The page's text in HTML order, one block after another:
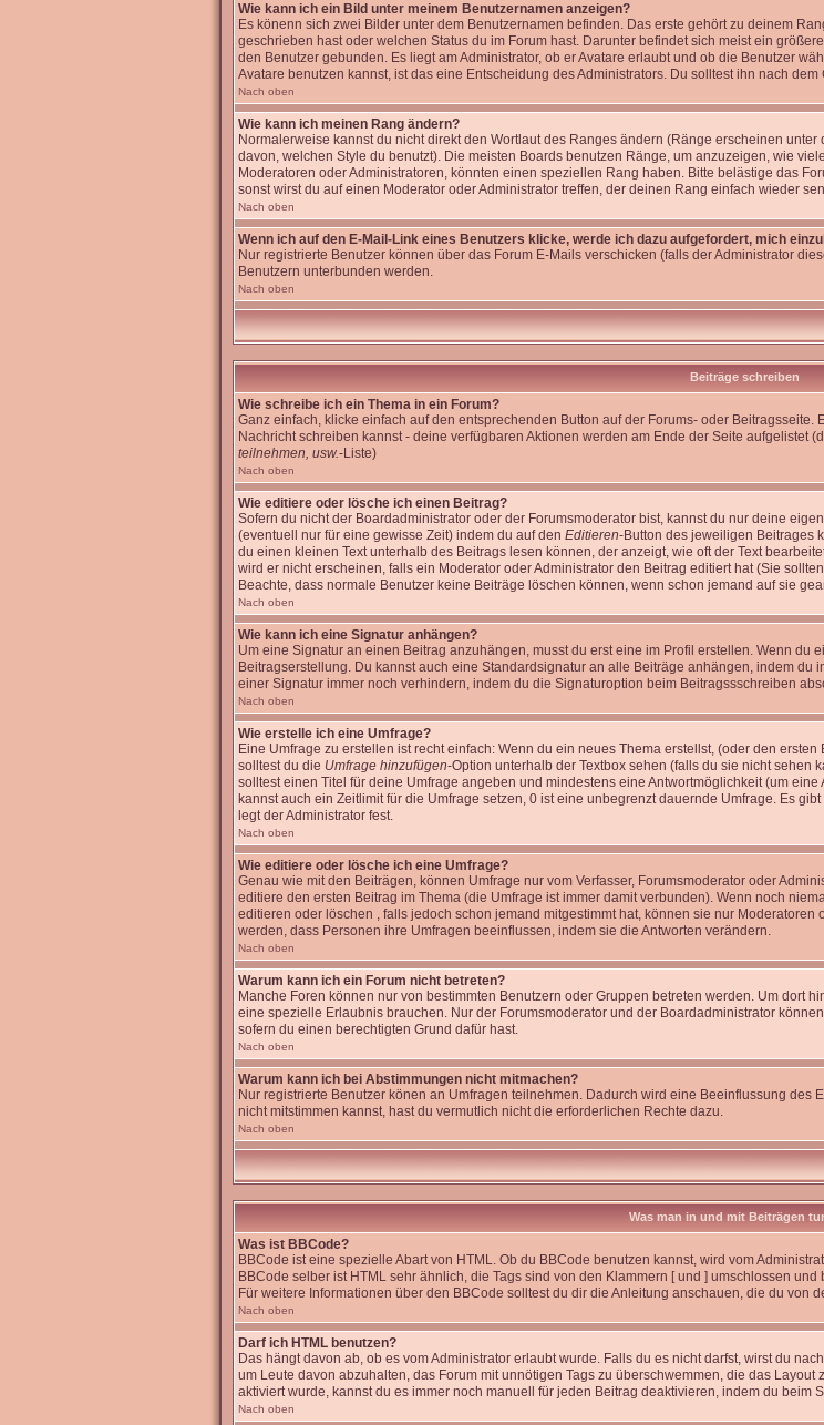
Wie kann ich ein Bild unter meinem Benutzernamen anzeigen?
Es könenn sich zwei Bilder unter dem Benutzernamen befinden. Das erste gehört zu deinem
geschrieben hast oder welchen Status du im Forum hast. Darunter befindet sich meist ein
den Benutzer gebunden. Es liegt am Administrator, ob er Avatare erlaubt und ob die Benutzer
Avatare benutzen kannst, ist das eine Entscheidung des Administrators. Du solltest ihn nach
Nach oben
Wie kann ich meinen Rang ändern?
Normalerweise kannst du nicht direkt den Wortlaut des Ranges ändern (Ränge erscheinen
davon, welchen Style du benutzt). Die meisten Boards benutzen Ränge, um anzuzeigen, wie
Moderatoren oder Administratoren, könnten einen speziellen Rang haben. Bitte belästige das
sonst wirst du auf einen Moderator oder Administrator treffen, der deinen Rang einfach wieder
Nach oben
Wenn ich auf den E-Mail-Link eines Benutzers klicke, werde ich dazu aufgefordert, mich
Nur registrierte Benutzer können über das Forum E-Mails verschicken (falls der Administrator
Benutzern unterbunden werden.
Nach oben
Beiträge schreiben
Wie schreibe ich ein Thema in ein Forum?
Ganz einfach, klicke einfach auf den entsprechenden Button auf der Forums- oder
Nachricht schreiben kannst - deine verfügbaren Aktionen werden am Ende der Seite aufgelistet
teilnehmen, usw.-Liste)
Nach oben
Wie editiere oder lösche ich einen Beitrag?
Sofern du nicht der Boardadministrator oder der Forumsmoderator bist, kannst du nur deine
(eventuell nur für eine gewisse Zeit) indem du auf den Editieren-Button des jeweiligen Beitrages
du einen kleinen Text unterhalb des Beitrags lesen können, der anzeigt, wie oft der Text
wird er nicht erscheinen, falls ein Moderator oder Administrator den Beitrag editiert hat (Sie
Beachte, dass normale Benutzer keine Beiträge löschen können, wenn schon jemand auf sie
Nach oben
Wie kann ich eine Signatur anhängen?
Um eine Signatur an einen Beitrag anzuhängen, musst du erst eine im Profil erstellen. Wenn du
Beitragserstellung. Du kannst auch eine Standardsignatur an alle Beiträge anhängen, indem du
einer Signatur immer noch verhindern, indem du die Signaturoption beim Beitragssschreiben
Nach oben
Wie erstelle ich eine Umfrage?
Eine Umfrage zu erstellen ist recht einfach: Wenn du ein neues Thema erstellst, (oder den
solltest du die Umfrage hinzufügen-Option unterhalb der Textbox sehen (falls du sie nicht sehen
solltest einen Titel für deine Umfrage angeben und mindestens eine Antwortmöglichkeit (um
kannst auch ein Zeitlimit für die Umfrage setzen, 0 ist eine unbegrenzt dauernde Umfrage. Es
legt der Administrator fest.
Nach oben
Wie editiere oder lösche ich eine Umfrage?
Genau wie mit den Beiträgen, können Umfrage nur vom Verfasser, Forumsmoderator oder
editiere den ersten Beitrag im Thema (die Umfrage ist immer damit verbunden). Wenn noch
editieren oder löschen , falls jedoch schon jemand mitgestimmt hat, können sie nur
werden, dass Personen ihre Umfragen beeinflussen, indem sie die Antworten verändern.
Nach oben
Warum kann ich ein Forum nicht betreten?
Manche Foren können nur von bestimmten Benutzern oder Gruppen betreten werden. Um dort
eine spezielle Erlaubnis brauchen. Nur der Forumsmoderator und der Boardadministrator
sofern du einen berechtigten Grund dafür hast.
Nach oben
Warum kann ich bei Abstimmungen nicht mitmachen?
Nur registrierte Benutzer könen an Umfragen teilnehmen. Dadurch wird eine Beeinflussung des
nicht mitstimmen kannst, hast du vermutlich nicht die erforderlichen Rechte dazu.
Nach oben
Was man in und mit Beiträgen
Was ist BBCode?
BBCode ist eine spezielle Abart von HTML. Ob du BBCode benutzen kannst, wird vom
BBCode selber ist HTML sehr ähnlich, die Tags sind von den Klammern [ und ] umschlossen
Für weitere Informationen über den BBCode solltest du dir die Anleitung anschauen, die du von
Nach oben
Darf ich HTML benutzen?
Das hängt davon ab, ob es vom Administrator erlaubt wurde. Falls du es nicht darfst, wirst du
um Leute davon abzuhalten, das Forum mit unnötigen Tags zu überschwemmen, die das
aktiviert wurde, kannst du es immer noch manuell für jeden Beitrag deaktivieren, indem du beim
Nach oben